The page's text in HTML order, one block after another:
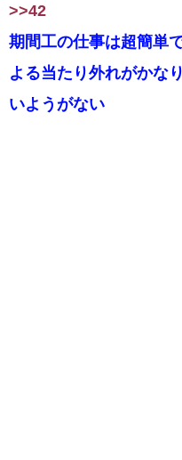
>>42
期間工の仕事は超簡単
よる当たり外れがかな
いようがない